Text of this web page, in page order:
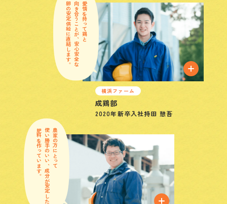
横浜ファーム
成鶏部
2020年新卒入社持田 憩吾
愛情を持って鶏と
向き合うことが、安心安全な
卵の安定供給に直結します。
農家の方にとって
使い勝手のいい、成分が安定した
肥料を作っています。